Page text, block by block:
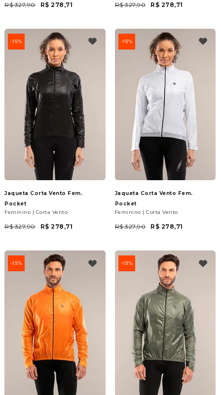
R$ 327,90 R$ 278,71 R$ 327,90 R$ 278,71
15%
Jaqueta Corta Vento Fem.
Pocket
Feminino | Corta Vento
R$ 327,90 R$ 278,71
15%
Jaqueta Corta Vento Fem.
Pocket
Feminino | Corta Vento
R$ 327,90 R$ 278,71
15% 15%